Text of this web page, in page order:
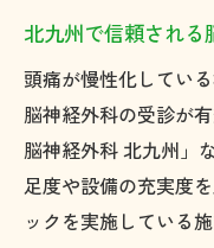
北九州で信頼され
頭痛が慢性化してい
脳神経外科の受診が
脳神経外科 北九州」
足度や設備の充実度
ックを実施している